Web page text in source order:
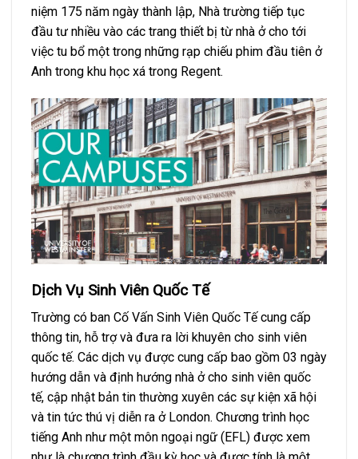
niệm 175 năm ngày thành lập, Nhà trường tiếp tục
đầu tư nhiều vào các trang thiết bị từ nhà ở cho tới
việc tu bổ một trong những rạp chiếu phim đầu tiên ở
Anh trong khu học xá trong Regent.
Dịch Vụ Sinh Viên Quốc Tế
Trường có ban Cố Vấn Sinh Viên Quốc Tế cung cấp
thông tin, hỗ trợ và đưa ra lời khuyên cho sinh viên
quốc tế. Các dịch vụ được cung cấp bao gồm 03 ngày
hướng dẫn và định hướng nhà ở cho sinh viên quốc
tế, cập nhật bản tin thường xuyên các sự kiện xã hội
và tin tức thú vị diễn ra ở London. Chương trình học
tiếng Anh như một môn ngoại ngữ (EFL) được xem